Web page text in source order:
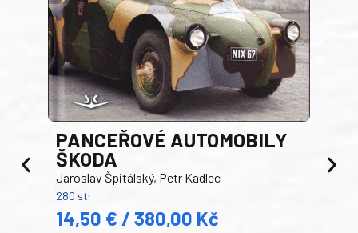
PANCEŘOVÉ AUTOMOBILY
ŠKODA
Jaroslav Špitálský, Petr Kadlec
280 str.
14,50 € / 380,00 Kč